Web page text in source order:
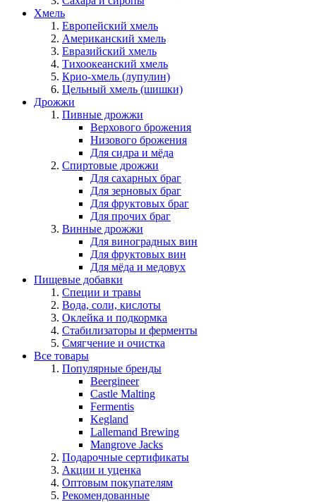
Хмель
Европейский хмель
Американский хмель
Евразийский хмель
Тихоокеанский хмель
Крио-хмель (лупулин)
Цельный хмель (шишки)
Дрожжи
Пивные дрожжи
Верхового брожения
Низового брожения
Для сидра и мёда
Спиртовые дрожжи
Для сахарных браг
Для зерновых браг
Для фруктовых браг
Для прочих браг
Винные дрожжи
Для виноградных вин
Для фруктовых вин
Для мёда и медовух
Пищевые добавки
Специи и травы
Вода, соли, кислоты
Оклейка и подкормка
Стабилизаторы и ферменты
Смягчение и очистка
Все товары
Популярные бренды
Beergineer
Castle Malting
Fermentis
Kegland
Lallemand Brewing
Mangrove Jacks
Подарочные сертификаты
Акции и уценка
Оптовым покупателям
Рекомендованные